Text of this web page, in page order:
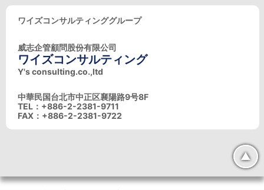
ワイズコンサルティンググループ
威志企管顧問股份有限公司
ワイズコンサルティング
Y's consulting.co.,ltd
中華民国台北市中正区襄陽路9号8F
TEL：+886-2-2381-9711
FAX：+886-2-2381-9722
▲